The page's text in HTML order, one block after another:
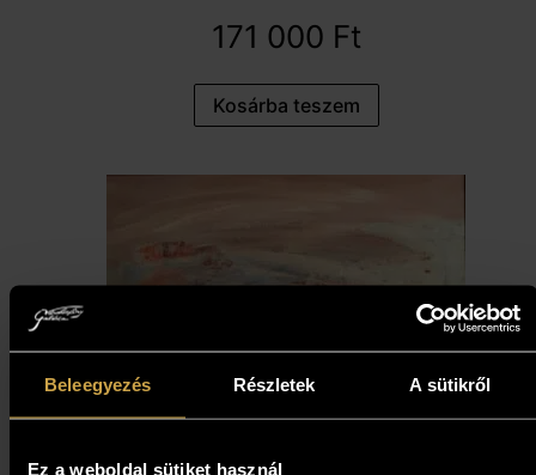
Beleegyezés Részletek A sütikről
Ez a weboldal sütiket használ
171 000 Ft
Kosárba teszem